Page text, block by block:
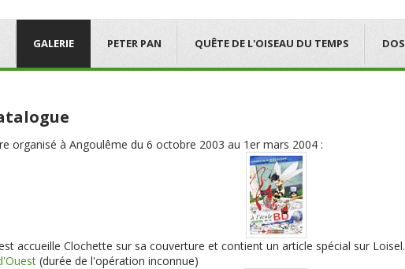
GALERIE PETER PAN QUÊTE DE L'OISEAU DU TEMPS
organisé à Angoulême du 6 octobre 2003 au 1er mars 2004 :
accueille Clochette sur sa couverture et contient un article spécial sur
(durée de l'opération inconnue)